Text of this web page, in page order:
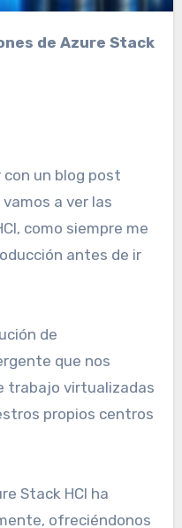
un blog post
a ver las
como siempre me
antes de ir
de
que nos
trabajo virtualizadas
propios centros
Stack HCI ha
ofreciéndonos